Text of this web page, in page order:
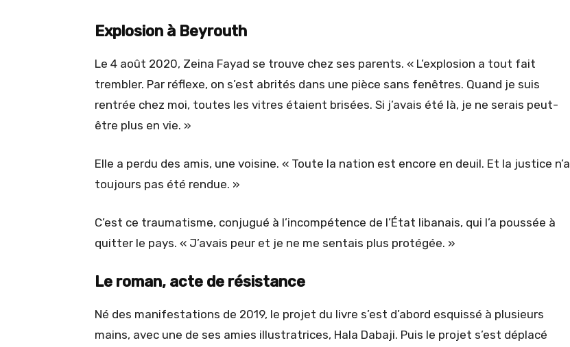
Explosion à Beyrouth
Le 4 août 2020, Zeina Fayad se trouve chez ses parents. « L’explosion a tout fait
trembler. Par réflexe, on s’est abrités dans une pièce sans fenêtres. Quand je suis
rentrée chez moi, toutes les vitres étaient brisées. Si j’avais été là, je ne serais peut-
être plus en vie. »
Elle a perdu des amis, une voisine. « Toute la nation est encore en deuil. Et la justice n’a
toujours pas été rendue. »
C’est ce traumatisme, conjugué à l’incompétence de l’État libanais, qui l’a poussée à
quitter le pays. « J’avais peur et je ne me sentais plus protégée. »
Le roman, acte de résistance
Né des manifestations de 2019, le projet du livre s’est d’abord esquissé à plusieurs
mains, avec une de ses amies illustratrices, Hala Dabaji. Puis le projet s’est déplacé